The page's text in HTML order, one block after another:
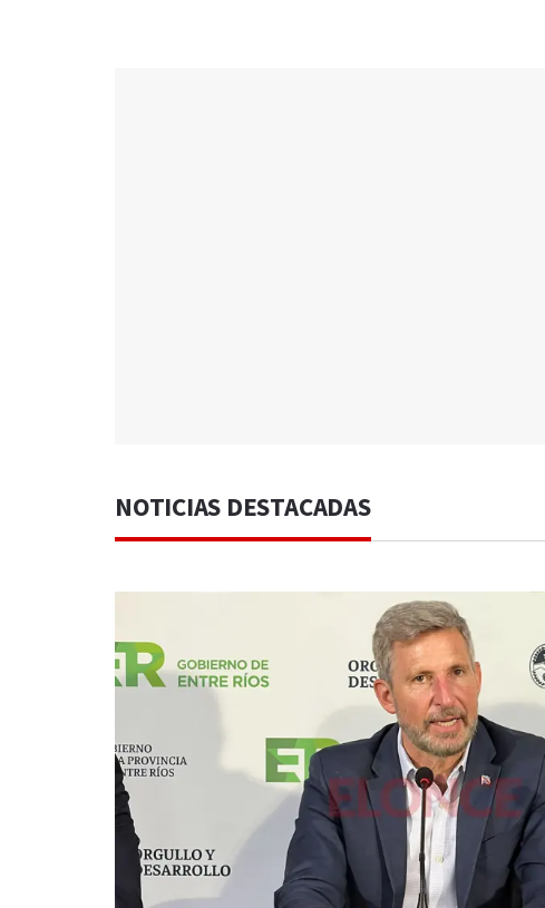
NOTICIAS DESTACADAS